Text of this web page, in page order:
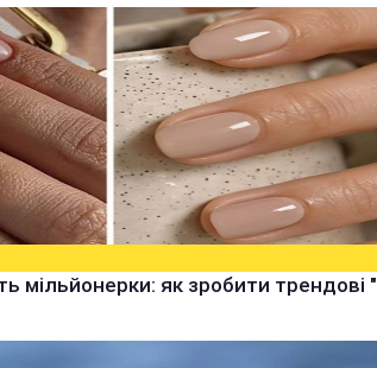
мільйонерки: як зробити трендові